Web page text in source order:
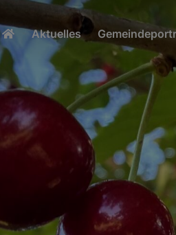
Aktuelles